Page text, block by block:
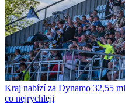
Kraj nabízí za Dynamo 32,55
co nejrychleji